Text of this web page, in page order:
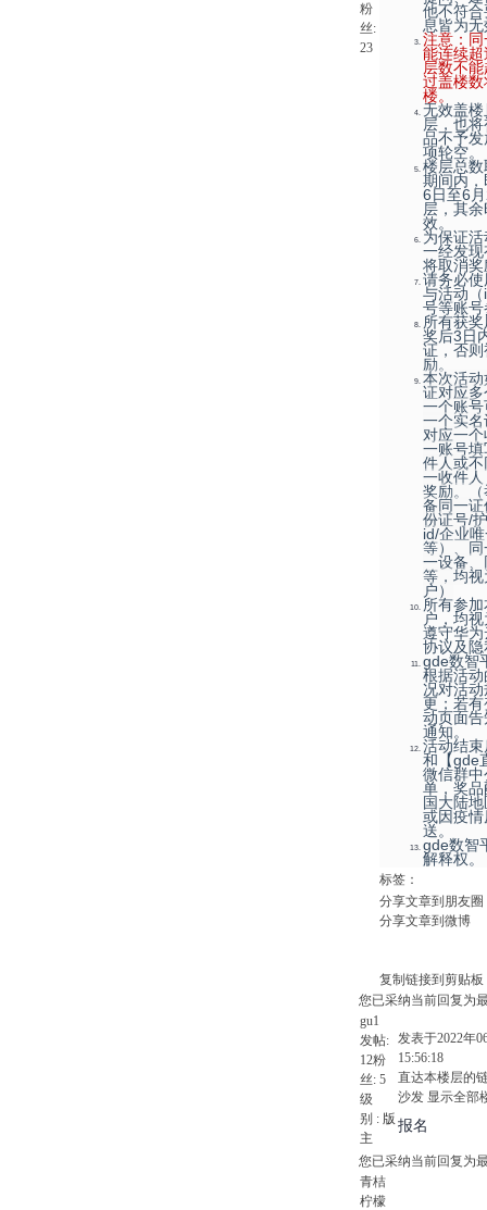
粉
丝:
23
他不符
息皆为
注意：
能连续
层数不
过盖楼
楼。
无效盖
层，也
品不予
项轮空。
楼层总
期间内
6日至6
层，其
效。
为保证
一经发
将取消
请务必
与活动
号等账
所有获
奖后3日
证，否
励。
本次活
证对应
一个账
一个实
对应一
一账号
件人或
一收件
奖励。
备同一
份证号/
id/企业
等）、
一设备
等，均
户）
所有参
户，均
遵守华
协议及
gde数智
根据活
况对活
更；若
动页面
通知。
活动结
和【gde
微信群
单，奖
国大陆
或因疫
送。
gde数智
解释权。
标签：
分享文章到朋友圈
分享文章到微博
复制链接到剪贴板
您已采纳当前回复为
gu1
发帖:
12粉
丝: 5
级
别 : 版
主
发表于2022年
15:56:18
直达本楼层的
沙发 显示全部
报名
您已采纳当前回复为
青桔
柠檬